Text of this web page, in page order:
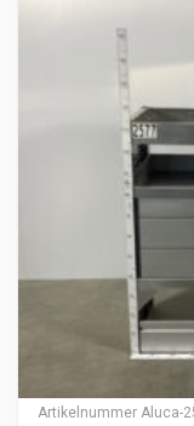
Artikelnummer Aluca-